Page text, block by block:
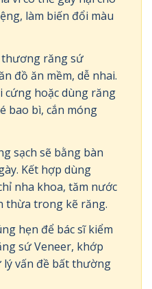
làm biến đổi màu
răng sứ
đồ ăn mềm, dễ nhai.
cứng hoặc dùng răng
bao bì, cắn móng
sạch sẽ bằng bàn
Kết hợp dùng
nha khoa, tăm nước
thừa trong kẽ răng.
hẹn để bác sĩ kiểm
sứ Veneer, khớp
lý vấn đề bất thường